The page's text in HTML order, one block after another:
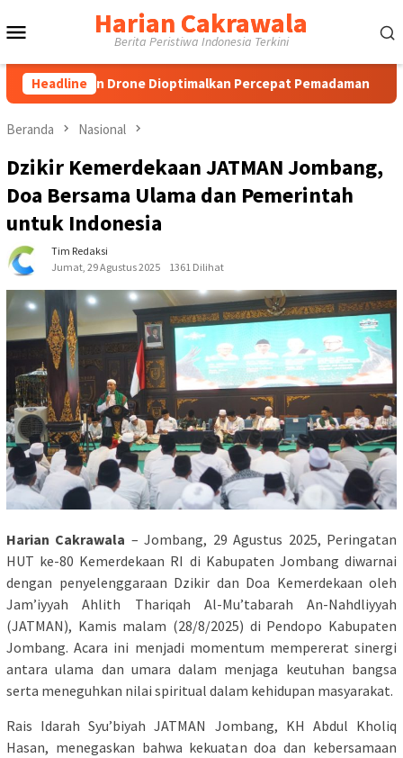
ke
Harian Cakrawala
Berita Peristiwa Indonesia Terkini
Headline
Drone Dioptimalkan Percepat Pemadaman
Beranda Nasional
Dzikir Kemerdekaan JATMAN Jombang,
Doa Bersama Ulama dan Pemerintah
untuk Indonesia
Tim Redaksi
Jumat, 29 Agustus 2025
1361 Dilihat
Harian Cakrawala – Jombang, 29 Agustus 2025, Peringatan
HUT ke-80 Kemerdekaan RI di Kabupaten Jombang diwarnai
dengan penyelenggaraan Dzikir dan Doa Kemerdekaan oleh
Jam’iyyah Ahlith Thariqah Al-Mu’tabarah An-Nahdliyyah
(JATMAN), Kamis malam (28/8/2025) di Pendopo Kabupaten
Jombang. Acara ini menjadi momentum mempererat sinergi
antara ulama dan umara dalam menjaga keutuhan bangsa
serta meneguhkan nilai spiritual dalam kehidupan masyarakat.
Rais Idarah Syu’biyah JATMAN Jombang, KH Abdul Kholiq
Hasan, menegaskan bahwa kekuatan doa dan kebersamaan